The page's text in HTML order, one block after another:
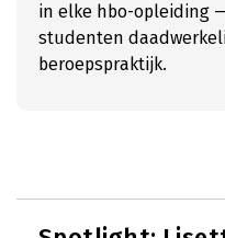
in elke hbo-opleiding
studenten
beroepspraktijk.